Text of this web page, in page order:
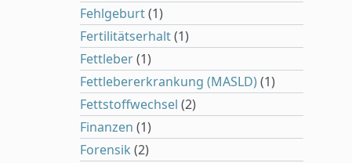
Fehlgeburt(1)
Fertilitätserhalt(1)
Fettleber(1)
Fettlebererkrankung (MASLD)(1)
Fettstoffwechsel (2)
Finanzen (1)
Forensik (2)